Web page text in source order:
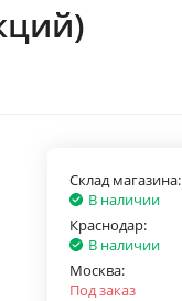
Склад магазина:
В наличии
Краснодар:
В наличии
Москва:
Под заказ